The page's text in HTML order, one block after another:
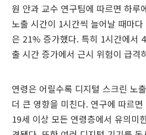
원 안과 교수 연구팀에 따르면 하루
노출 시간이 1시간씩 늘어날 때마
은 21% 증가했다. 특히 1시간에서
출 시간 증가에서 근시 위험이 급격
연령은 어릴수록 디지털 스크린 노
더 큰 영향을 미친다. 연구에 따르
19세 이상 모든 연령층에서 유의미